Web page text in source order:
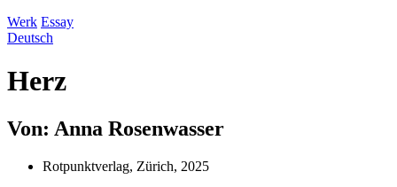
Werk Essay
Deutsch
Herz
Von: Anna Rosenwasser
Rotpunktverlag, Zürich, 2025